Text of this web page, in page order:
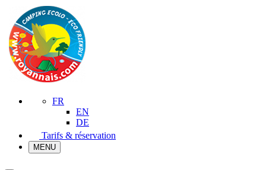
FR
EN
DE
Tarifs & réservation
MENU